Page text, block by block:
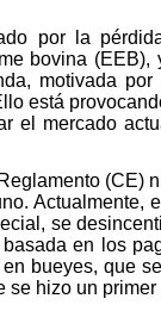
por la
bovina
motivada
está
el mercado
(CE)
Actualmente,
se
en los
bueyes, que
hizo un primer